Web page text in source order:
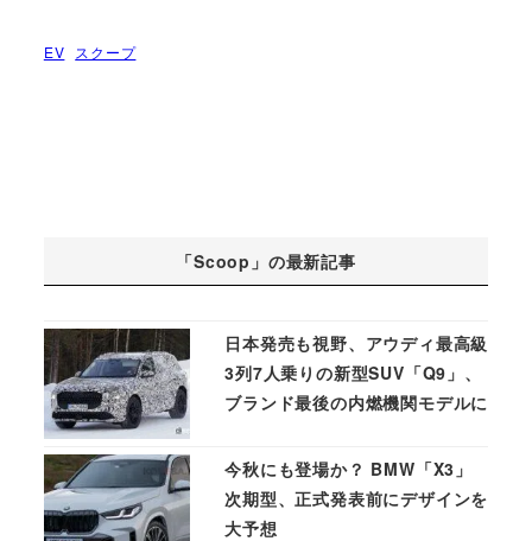
EV スクープ
「Scoop」の最新記事
日本発売も視野、アウディ最高級
3列7人乗りの新型SUV「Q9」、
ブランド最後の内燃機関モデルに
今秋にも登場か？ BMW「X3」
次期型、正式発表前にデザインを
大予想